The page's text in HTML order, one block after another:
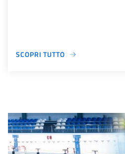
SCOPRI TUTTO